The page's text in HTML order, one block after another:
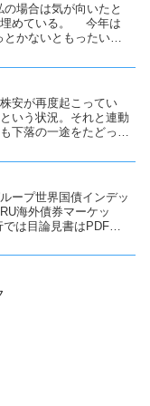
場合は気が向いたと
埋めている。 今年は
かないともったいな
安が再度起こってい
いう状況。それと連動
下落の一途をたどって
ープ世界国債インデッ
海外債券マーケッ
は目論見書はPDFで